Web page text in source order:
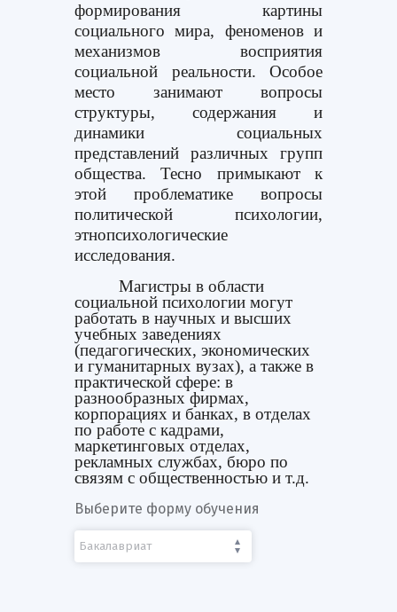
формирования картины
социального мира, феноменов и
механизмов восприятия
социальной реальности. Особое
место занимают вопросы
структуры, содержания и
динамики социальных
представлений различных групп
общества. Тесно примыкают к
этой проблематике вопросы
политической психологии,
этнопсихологические
исследования.
Магистры в области
социальной психологии могут
работать в научных и высших
учебных заведениях
(педагогических, экономических
и гуманитарных вузах), а также в
практической сфере: в
разнообразных фирмах,
корпорациях и банках, в отделах
по работе с кадрами,
маркетинговых отделах,
рекламных службах, бюро по
связям с общественностью и т.д.
Выберите форму обучения